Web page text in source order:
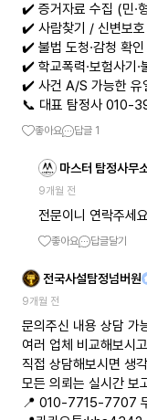
✔️ 증거자료 수집 (민·
✔️ 사람찾기 / 신변보
✔️ 불법 도청·감청 확인
✔️ 학교폭력·보험사기·
✔️ 사건 A/S 가능한 유
📞 대표 탐정사 010-
좋아요 답글 1
마스터 탐정사무
9개월 전
전문이니 연락주세요
좋아요 답글달기
전국사설탐정넘버원
9개월 전
문의주신 내용 상담 가
여러 업체 비교해보시
직접 상담해보시면 생
모든 의뢰는 실시간 보
📍 010-7715-7707